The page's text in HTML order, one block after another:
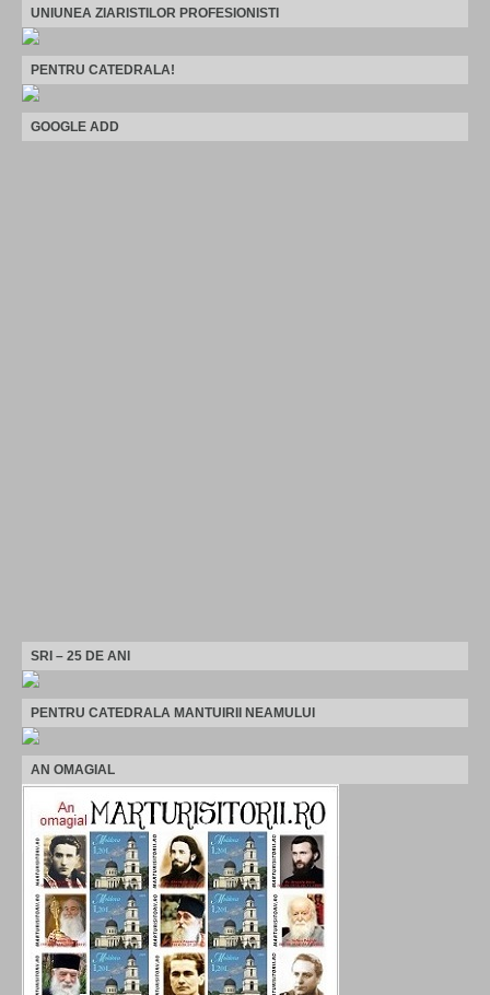
UNIUNEA ZIARISTILOR PROFESIONISTI
PENTRU CATEDRALA!
GOOGLE ADD
SRI – 25 DE ANI
PENTRU CATEDRALA MANTUIRII NEAMULUI
AN OMAGIAL